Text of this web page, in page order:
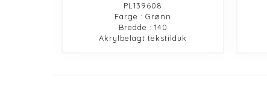
PL139608
Farge : Grønn
Bredde : 140
Akrylbelagt tekstilduk